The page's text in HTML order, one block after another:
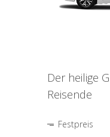
Der heilige
Reisende
Festpreis